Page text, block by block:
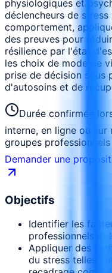
physiologiques et
déclencheurs de
comportement,
des preuves pour
résilience par l'état
les choix de mode de
prise de décision sous
d'autosoins et de
Durée confirmée
interne, en ligne ou sur
groupes professionnels
Demander une
Objectifs
Identifier les
professionnels et
Appliquer des
du stress telles